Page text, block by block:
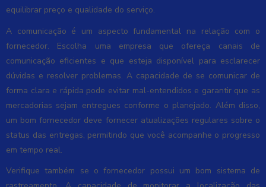
equilibrar preço e qualidade do serviço.
A comunicação é um aspecto fundamental na relação com o
fornecedor. Escolha uma empresa que ofereça canais de
comunicação eficientes e que esteja disponível para esclarecer
dúvidas e resolver problemas. A capacidade de se comunicar de
forma clara e rápida pode evitar mal-entendidos e garantir que as
mercadorias sejam entregues conforme o planejado. Além disso,
um bom fornecedor deve fornecer atualizações regulares sobre o
status das entregas, permitindo que você acompanhe o progresso
em tempo real.
Verifique também se o fornecedor possui um bom sistema de